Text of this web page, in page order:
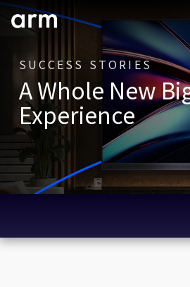
Skip to Main Content
Skip to Footer
サーチ
ARMのお問い
サポート
IP サポート
Keil Tools
販売
企業様向けFlexible Access
その他のお問い合わせ
ARMアカウ
Armアカウント
ログインしてArmアカウントに
ログイン
製品
分野
パートナー
SUCCESS STORIES
A Whole New
Experience